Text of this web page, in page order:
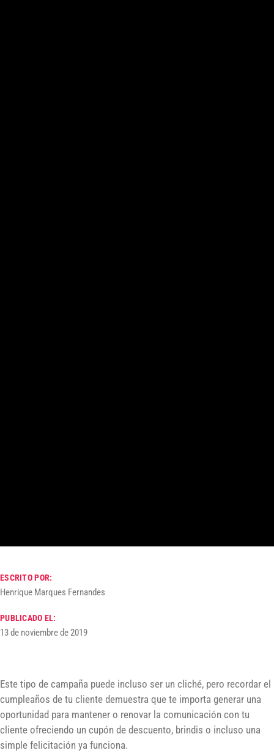
ESCRITO POR:
Henrique Marques Fernandes
PUBLICADO EL:
13 de noviembre de 2019
Este tipo de campaña puede incluso ser un cliché, pero recordar el
cumpleaños de tu cliente demuestra que te importa generar una
oportunidad para mantener o renovar la comunicación con tu
cliente ofreciendo un cupón de descuento, brindis o incluso una
simple felicitación ya funciona.